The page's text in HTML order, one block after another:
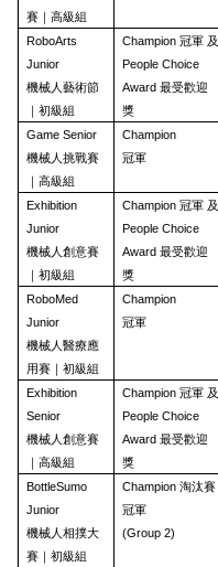
賽｜高級組
RoboArts
Junior
機械人藝術節
｜初級組
Champion 冠軍 及
People Choice
Award 最受歡迎
獎
Game Senior
機械人挑戰賽
｜高級組
Champion
冠軍
Exhibition
Junior
機械人創意賽
｜初級組
Champion 冠軍 及
People Choice
Award 最受歡迎
獎
RoboMed
Junior
機械人醫療應
用賽｜初級組
Champion
冠軍
Exhibition
Senior
機械人創意賽
｜高級組
Champion 冠軍 及
People Choice
Award 最受歡迎
獎
BottleSumo
Junior
機械人相撲大
賽｜初級組
Champion 淘汰賽
冠軍
(Group 2)